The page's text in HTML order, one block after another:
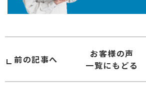
前の記事へ
お客様の声
一覧にもどる